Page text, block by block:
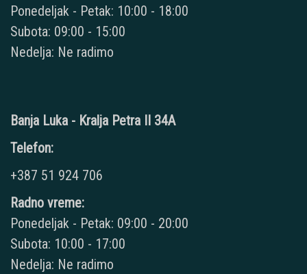
Ponedeljak - Petak: 10:00 - 18:00
Subota: 09:00 - 15:00
Nedelja: Ne radimo
Banja Luka - Kralja Petra II 34A
Telefon:
+387 51 924 706
Radno vreme:
Ponedeljak - Petak: 09:00 - 20:00
Subota: 10:00 - 17:00
Nedelja: Ne radimo